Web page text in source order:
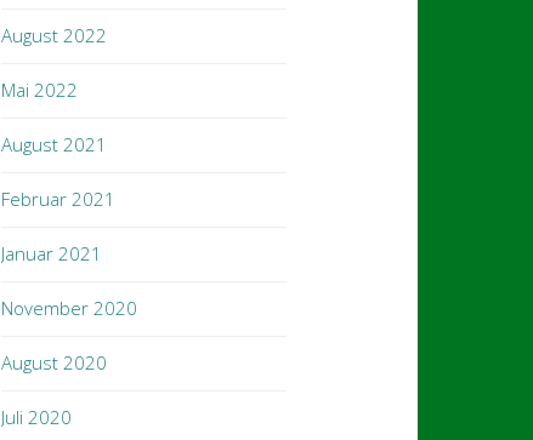
August 2022
Mai 2022
August 2021
Februar 2021
Januar 2021
November 2020
August 2020
Juli 2020